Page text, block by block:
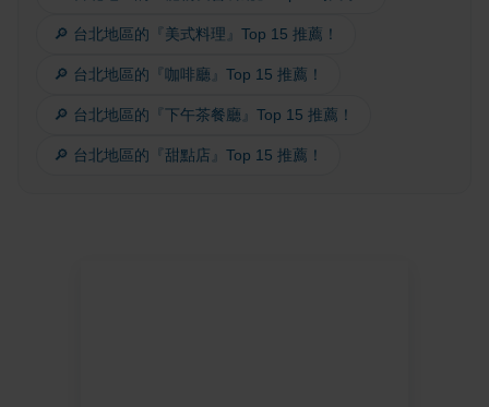
🔎 台北地區的『美式料理』Top 15 推薦！
🔎 台北地區的『咖啡廳』Top 15 推薦！
🔎 台北地區的『下午茶餐廳』Top 15 推薦！
🔎 台北地區的『甜點店』Top 15 推薦！